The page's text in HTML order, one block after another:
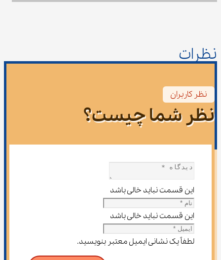
نظرات
نظر کاربران
نظر شما چیست؟
این قسمت نباید خالی باشد
این قسمت نباید خالی باشد
لطفاً یک نشانی ایمیل معتبر بنویسید.